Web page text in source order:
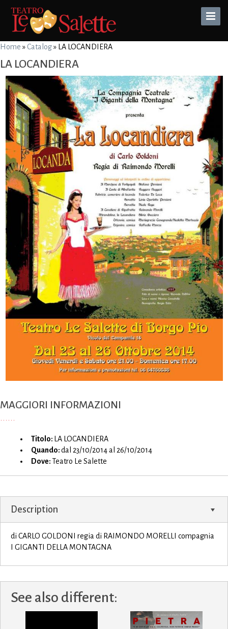
Toggle
Home »Catalog» LA LOCANDIERA
LA LOCANDIERA
MAGGIORI INFORMAZIONI
Titolo: LA LOCANDIERA
Quando:dal 23/10/2014 al 26/10/2014
Dove:Teatro Le Salette
Description
di CARLO GOLDONI regia di RAIMONDO MORELLI compagnia
I GIGANTI DELLA MONTAGNA
See also different: